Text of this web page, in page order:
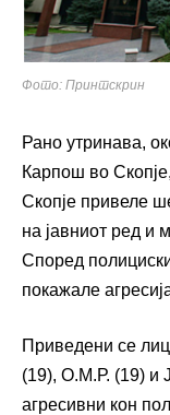
Фото: Принтскрин
Рано утринава,
Карпош во
Скопје привеле
на јавниот ред и
Според
покажале
Приведени се
(19), О.М.Р. (19) и
агресивни кон